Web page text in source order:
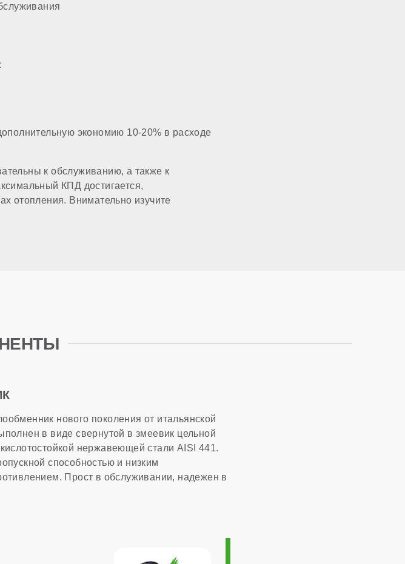
10 лет
400x727x324 мм
экономию 10-20% в расходе
к обслуживанию, а также к
КПД достигается,
отопления. Внимательно изучите
нового поколения от итальянской
в виде свернутой в змеевик цельной
нержавеющей стали AISI 441.
способностью и низким
Прост в обслуживании, надежен в